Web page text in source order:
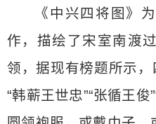
《中兴四将图》
作，描绘了宋室南渡
领，据现有榜题所示，
“韩蕲王世忠”“张循王